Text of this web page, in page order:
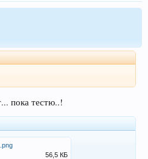
пока тестю..!
56,5 КБ